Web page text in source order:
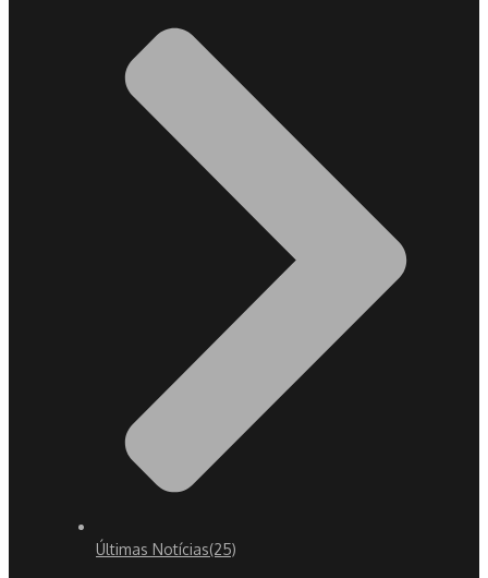
Últimas Notícias(25)